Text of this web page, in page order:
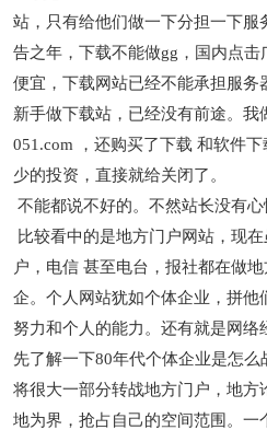
站，只有给他们做一下分担一下服
告之年，下载不能做gg，国内点
便宜，下载网站已经不能承担服务
新手做下载站，已经没有前途。我
051.com ，还购买了下载 和软件
少的投资，直接就给关闭了。
不能都说不好的。不然站长没有心
比较看中的是地方门户网站，现
户，电信 甚至电台，报社都在做
企。个人网站犹如个体企业，拼
努力和个人的能力。还有就是网络
先了解一下80年代个体企业是怎
将很大一部分转战地方门户，地
地为界，抢占自己的空间范围。一